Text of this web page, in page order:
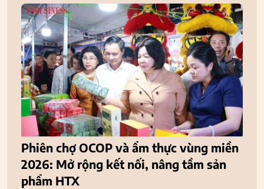
Phiên chợ OCOP và ẩm thực vùng miền
2026: Mở rộng kết nối, nâng tầm sản
phẩm HTX